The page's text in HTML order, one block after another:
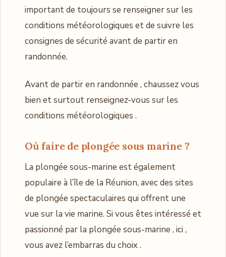
important de toujours se renseigner sur les
conditions météorologiques et de suivre les
consignes de sécurité avant de partir en
randonnée.
Avant de partir en randonnée , chaussez vous
bien et surtout renseignez-vous sur les
conditions météorologiques .
Où faire de plongée sous marine ?
La plongée sous-marine est également
populaire à l’île de la Réunion, avec des sites
de plongée spectaculaires qui offrent une
vue sur la vie marine. Si vous êtes intéressé et
passionné par la plongée sous-marine , ici ,
vous avez l’embarras du choix .